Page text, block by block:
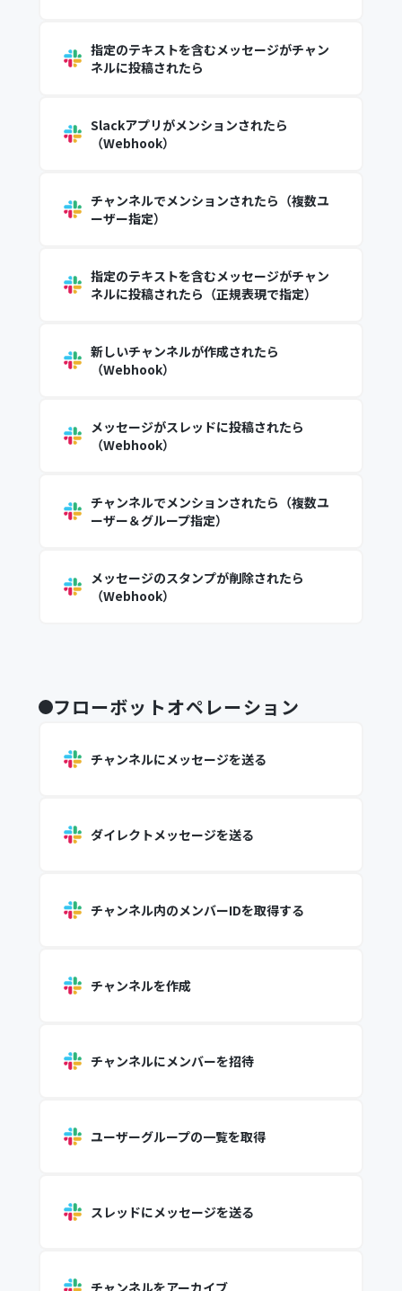
指定のテキストを含むメッセージがチャン
ネルに投稿されたら
Slackアプリがメンションされたら
（Webhook）
チャンネルでメンションされたら（複数ユ
ーザー指定）
指定のテキストを含むメッセージがチャン
ネルに投稿されたら（正規表現で指定）
新しいチャンネルが作成されたら
（Webhook）
メッセージがスレッドに投稿されたら
（Webhook）
チャンネルでメンションされたら（複数ユ
ーザー＆グループ指定）
メッセージのスタンプが削除されたら
（Webhook）
フローボットオペレーション
チャンネルにメッセージを送る
ダイレクトメッセージを送る
チャンネル内のメンバーIDを取得する
チャンネルを作成
チャンネルにメンバーを招待
ユーザーグループの一覧を取得
スレッドにメッセージを送る
チャンネルをアーカイブ